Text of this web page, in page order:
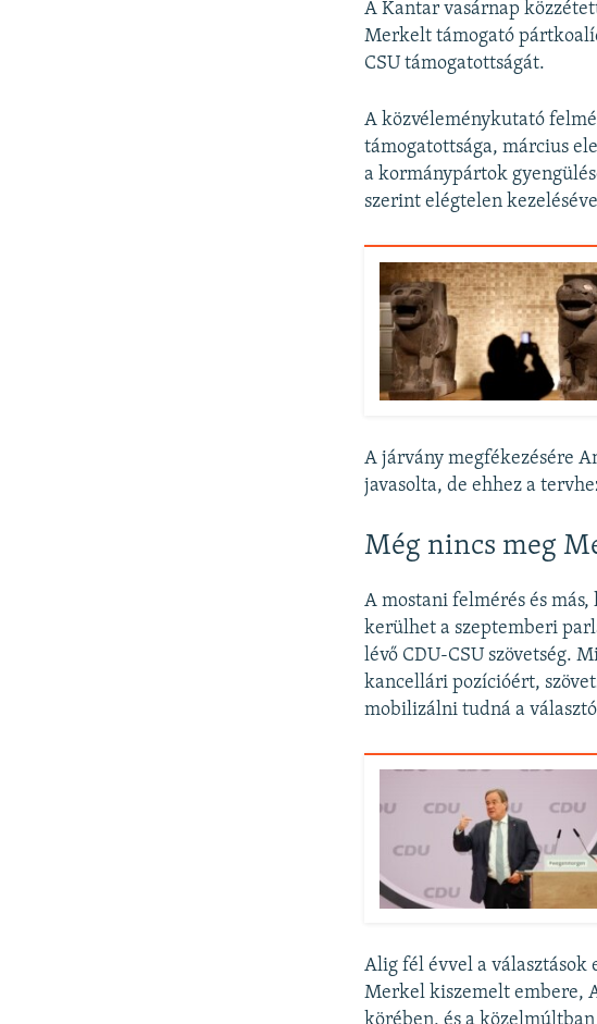
A Kantar vasárnap
Merkelt támogató
CSU támogatottságát.
A közvéleménykutató
támogatottsága, március
a kormánypártok
szerint elégtelen
A járvány megfékezésére
javasolta, de ehhez a
Még nincs meg
A mostani felmérés és
kerülhet a szeptemberi
lévő CDU-CSU szövetség.
kancellári pozícióért,
mobilizálni tudná a
Alig fél évvel a
Merkel kiszemelt embere,